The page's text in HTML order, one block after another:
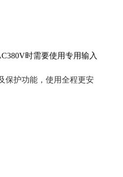
时需要使用专用输入
保护功能，使用全程更安